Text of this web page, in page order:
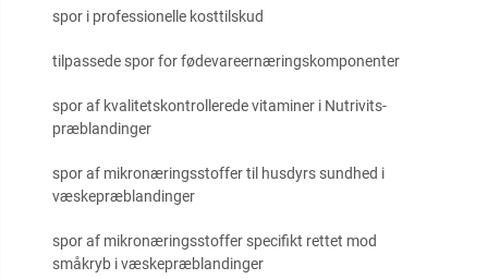
spor i professionelle kosttilskud
tilpassede spor for fødevareernæringskomponenter
spor af kvalitetskontrollerede vitaminer i Nutrivits-
præblandinger
spor af mikronæringsstoffer til husdyrs sundhed i
væskepræblandinger
spor af mikronæringsstoffer specifikt rettet mod
småkryb i væskepræblandinger